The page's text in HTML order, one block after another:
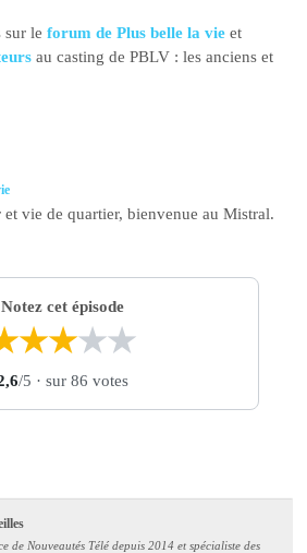
sur le forum de Plus belle la vie et
au casting de PBLV : les anciens et
et vie de quartier, bienvenue au Mistral.
Notez cet épisode
★★★★
/5 · sur 86 votes
de Nouveautés Télé depuis 2014 et spécialiste des